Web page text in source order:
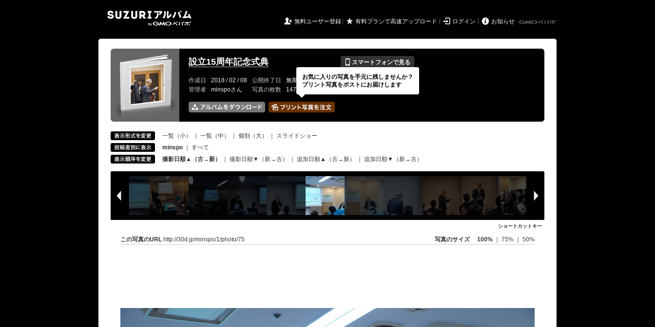
 無料ユーザー登録 ★ 有料プランで高速アップロード  ログイン  お知らせ
設立15周年記念式典 📱 スマートフォンで見る
作成日 2018 / 02 / 08 公開終了日 無期限 イベントの期間
---
管理者
minspoさん 写真の枚数 147 / 150枚
一覧（小） 一覧（中） 個別（大）
スライドショー
minspo
すべて
撮影日順▲（古→新）
撮影日順▼（新→古） 追加日順▲（古→新） 追加日順▼（新→古）
ショートカットキー
この写真のURL http://30d.jp/minspo/1/photo/75 写真のサイズ 100% 75% 50%
お気に入りの写真を手元に残しませんか？
プリント写真をポストにお届けします